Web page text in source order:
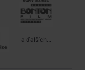
a ďalších...